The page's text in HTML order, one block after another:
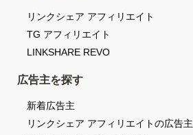
リンクシェア アフィリエイト
TG アフィリエイト
LINKSHARE REVO
広告主を探す
新着広告主
リンクシェア アフィリエイトの広告主